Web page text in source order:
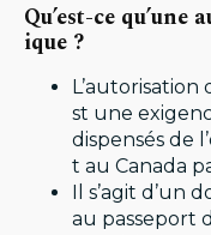
Qu’est-ce
ique ?
st une
dispensés de
t au Canada
Il s’agit d’un
au passeport